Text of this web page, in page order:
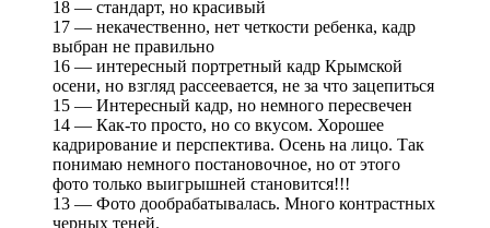
18 — стандарт, но красивый
17 — некачественно, нет четкости ребенка, кадр
выбран не правильно
16 — интересный портретный кадр Крымской
осени, но взгляд рассеевается, не за что зацепиться
15 — Интересный кадр, но немного пересвечен
14 — Как-то просто, но со вкусом. Хорошее
кадрирование и перспектива. Осень на лицо. Так
понимаю немного постановочное, но от этого
фото только выигрышней становится!!!
13 — Фото дообрабатывалась. Много контрастных
черных теней.